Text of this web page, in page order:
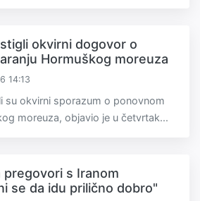
okvirni dogovor o
Hormuškog moreuza
14:13
su okvirni sporazum o ponovnom
moreuza, objavio je u četvrtak...
s Iranom
se da idu prilično dobro"